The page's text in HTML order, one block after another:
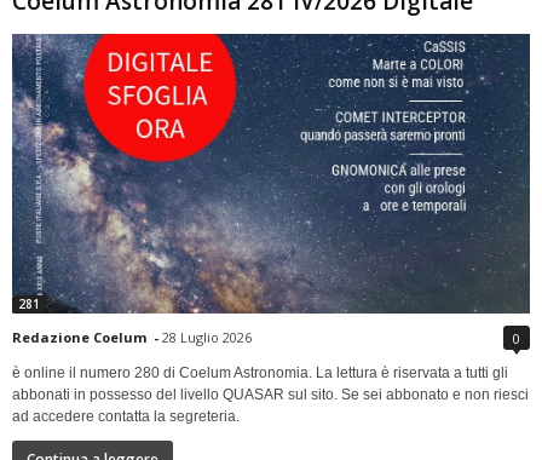
281
Redazione Coelum - 28 Luglio 2026 0
è online il numero 280 di Coelum Astronomia. La lettura è riservata a tutti gli
abbonati in possesso del livello QUASAR sul sito. Se sei abbonato e non riesci
ad accedere contatta la segreteria.